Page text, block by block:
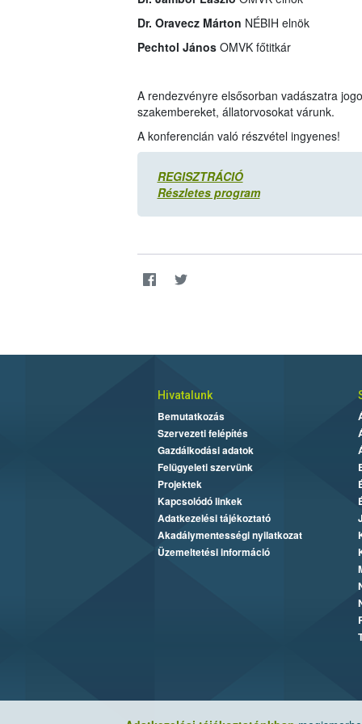
Dr. Oravecz Márton NÉBIH elnök
Pechtol JánosOMVK főtitkár
A rendezvényre elsősorban vadászatra
szakembereket, állatorvosokat várunk.
A konferencián való részvétel ingyenes!
REGISZTRÁCIÓ
Részletes program
Hivatalunk
Bemutatkozás
Szervezeti felépítés
Gazdálkodási adatok
Felügyeleti szervünk
Projektek
Kapcsolódó linkek
Adatkezelési tájékoztató
Akadálymentességi nyilatkozat
Üzemeltetési információ